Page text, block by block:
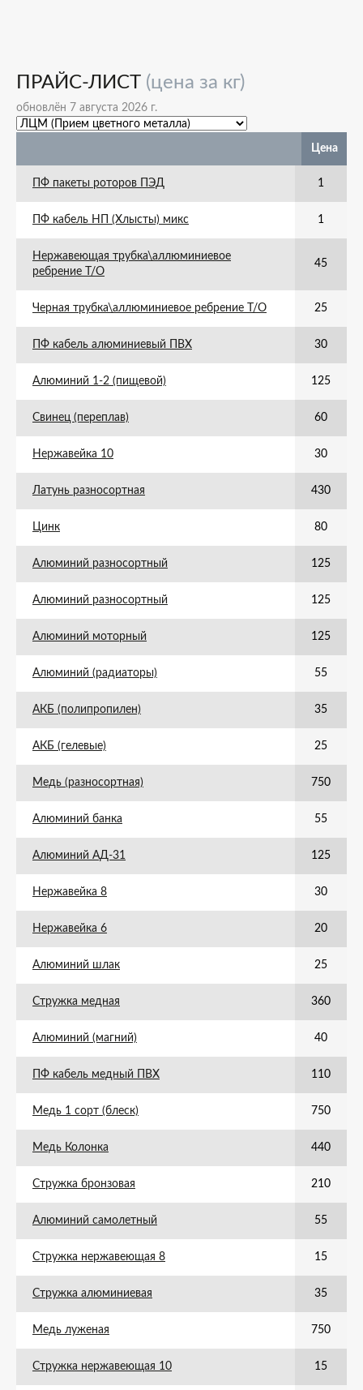
ПРАЙС-ЛИСТ (цена за кг)
обновлён 7 августа 2026 г.
Цена
ПФ пакеты роторов ПЭД 1
ПФ кабель НП (Хлысты) микс 1
Нержавеющая трубка\аллюминиевое
ребрение Т/О
45
Черная трубка\аллюминиевое ребрение Т/О 25
ПФ кабель алюминиевый ПВХ 30
Алюминий 1-2 (пищевой) 125
Свинец (переплав) 60
Нержавейка 10 30
Латунь разносортная 430
Цинк 80
Алюминий разносортный 125
Алюминий разносортный 125
Алюминий моторный 125
Алюминий (радиаторы) 55
АКБ (полипропилен) 35
АКБ (гелевые) 25
Медь (разносортная) 750
Алюминий банка 55
Алюминий АД-31 125
Нержавейка 8 30
Нержавейка 6 20
Алюминий шлак 25
Стружка медная 360
Алюминий (магний) 40
ПФ кабель медный ПВХ 110
Медь 1 сорт (блеск) 750
Медь Колонка 440
Стружка бронзовая 210
Алюминий самолетный 55
Стружка нержавеющая 8 15
Стружка алюминиевая 35
Медь луженая 750
Стружка нержавеющая 10 15